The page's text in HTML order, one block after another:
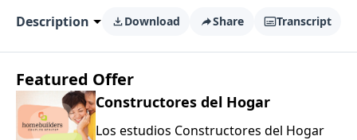
Description Download Share Transcript
Featured Offer
Constructores del Hogar
Los estudios Constructores del Hogar